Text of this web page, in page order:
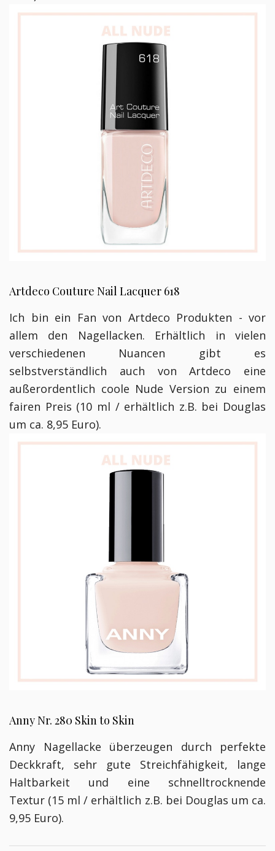
Artdeco Couture Nail Lacquer 618
Ich bin ein Fan von Artdeco Produkten - vor
allem den Nagellacken. Erhältlich in vielen
verschiedenen Nuancen gibt es
selbstverständlich auch von Artdeco eine
außerordentlich coole Nude Version zu einem
fairen Preis (10 ml / erhältlich z.B. bei Douglas
um ca. 8,95 Euro).
Anny Nr. 280 Skin to Skin
Anny Nagellacke überzeugen durch perfekte
Deckkraft, sehr gute Streichfähigkeit, lange
Haltbarkeit und eine schnelltrocknende
Textur (15 ml / erhältlich z.B. bei Douglas um ca.
9,95 Euro).